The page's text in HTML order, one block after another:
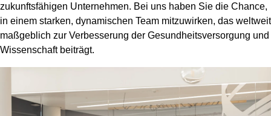
zukunftsfähigen Unternehmen. Bei uns haben Sie die Chance,
in einem starken, dynamischen Team mitzuwirken, das weltweit
maßgeblich zur Verbesserung der Gesundheitsversorgung und
Wissenschaft beiträgt.